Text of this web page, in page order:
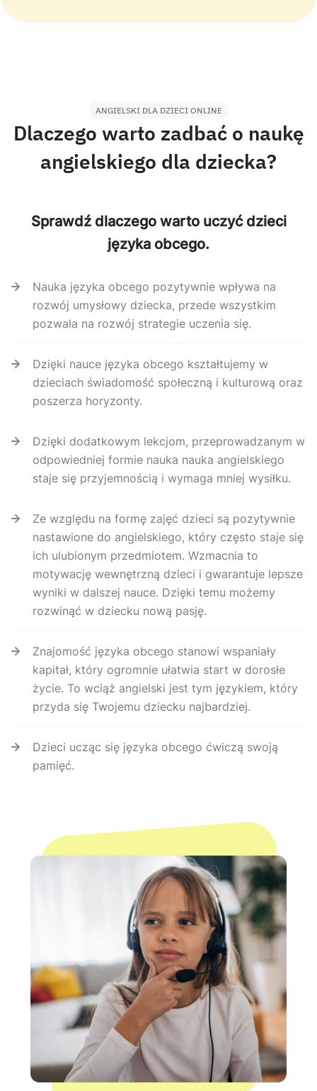
ANGIELSKI DLA DZIECI ONLINE
Dlaczego warto zadbać o naukę
angielskiego dla dziecka?
Sprawdź dlaczego warto uczyć dzieci
języka obcego.
Nauka języka obcego pozytywnie wpływa na
rozwój umysłowy dziecka, przede wszystkim
pozwala na rozwój strategie uczenia się.
Dzięki nauce języka obcego kształtujemy w
dzieciach świadomość społeczną i kulturową oraz
poszerza horyzonty.
Dzięki dodatkowym lekcjom, przeprowadzanym w
odpowiedniej formie nauka nauka angielskiego
staje się przyjemnością i wymaga mniej wysiłku.
Ze względu na formę zajęć dzieci są pozytywnie
nastawione do angielskiego, który często staje się
ich ulubionym przedmiotem. Wzmacnia to
motywację wewnętrzną dzieci i gwarantuje lepsze
wyniki w dalszej nauce. Dzięki temu możemy
rozwinąć w dziecku nową pasję.
Znajomość języka obcego stanowi wspaniały
kapitał, który ogromnie ułatwia start w dorosłe
życie. To wciąż angielski jest tym językiem, który
przyda się Twojemu dziecku najbardziej.
Dzieci ucząc się języka obcego ćwiczą swoją
pamięć.